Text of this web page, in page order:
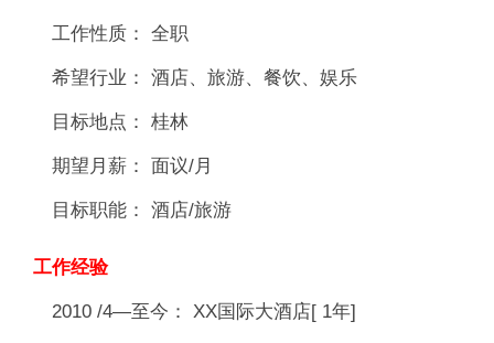
工作性质： 全职
希望行业： 酒店、旅游、餐饮、娱乐
目标地点： 桂林
期望月薪： 面议/月
目标职能： 酒店/旅游
工作经验
2010 /4—至今： XX国际大酒店[ 1年]